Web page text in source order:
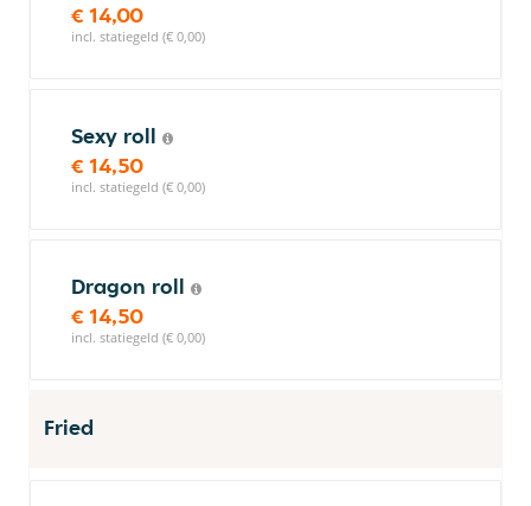
€ 14,00
incl. statiegeld (€ 0,00)
Sexy roll
€ 14,50
incl. statiegeld (€ 0,00)
Dragon roll
€ 14,50
incl. statiegeld (€ 0,00)
Fried